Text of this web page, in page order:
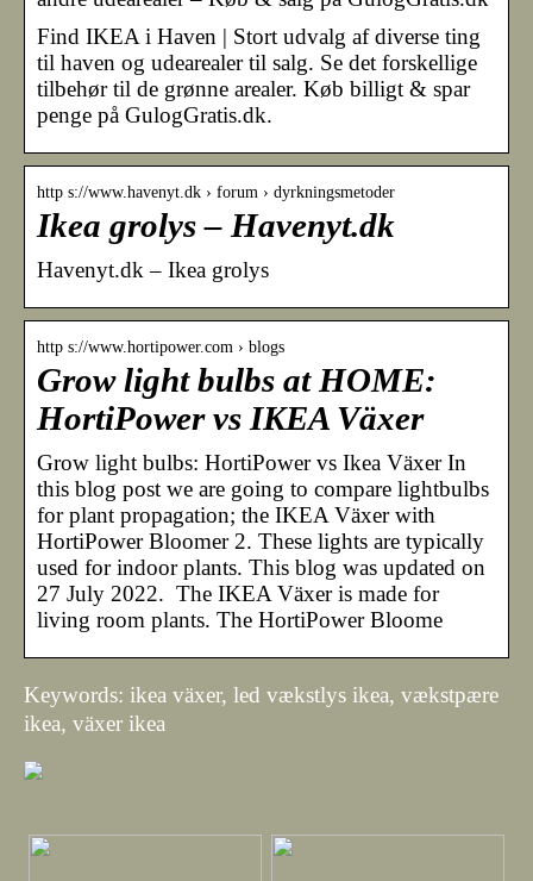
Find IKEA i Haven | Stort udvalg af diverse ting
til haven og udearealer til salg. Se det forskellige
tilbehør til de grønne arealer. Køb billigt & spar
penge på GulogGratis.dk.
http s://www.havenyt.dk › forum › dyrkningsmetoder
Ikea grolys – Havenyt.dk
Havenyt.dk – Ikea grolys
http s://www.hortipower.com › blogs
Grow light bulbs at HOME:
HortiPower vs IKEA Växer
Grow light bulbs: HortiPower vs Ikea Växer In
this blog post we are going to compare lightbulbs
for plant propagation; the IKEA Växer with
HortiPower Bloomer 2. These lights are typically
used for indoor plants. This blog was updated on
27 July 2022. The IKEA Växer is made for
living room plants. The HortiPower Bloome
Keywords: ikea växer, led vækstlys ikea, vækstpære
ikea, växer ikea